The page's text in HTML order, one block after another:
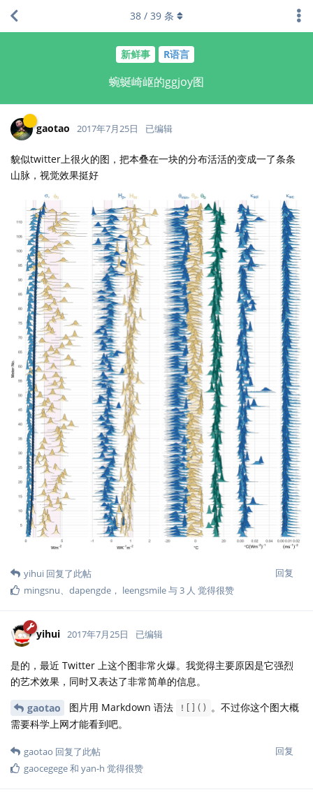
新鲜事 R语言
蜿蜒崎岖的ggjoy图
38 / 39 条
gaotao 2017年7月25日 已编辑
貌似twitter上很火的图，把本叠在一块的分布活活的变成一了条条
山脉，视觉效果挺好
回复
yihui 回复了此帖
mingsnu
dapengde ， leengsmile与3 人 觉得很赞
yihui 2017年7月25日 已编辑
是的，最近 Twitter 上这个图非常火爆。我觉得主要原因是它强烈
的艺术效果，同时又表达了非常简单的信息。
gaotao 图片用 Markdown 语法 ![]()
。不过你这个图大概
需要科学上网才能看到吧。
回复
gaotao 回复了此帖
gaocegege和 yan-h 觉得很赞